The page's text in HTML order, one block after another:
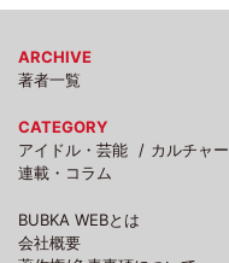
ARCHIVE
著者一覧
CATEGORY
アイドル・芸能
カルチャー
連載・コラム
BUBKA WEBとは
会社概要